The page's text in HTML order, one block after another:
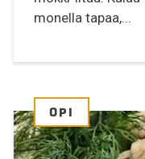
monella tapaa,...
OPI